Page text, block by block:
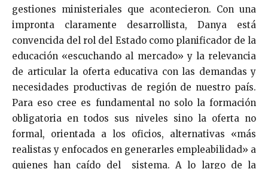
gestiones ministeriales que acontecieron. Con una
impronta claramente desarrollista, Danya está
convencida del rol del Estado como planificador de la
educación «escuchando al mercado» y la relevancia
de articular la oferta educativa con las demandas y
necesidades productivas de región de nuestro país.
Para eso cree es fundamental no solo la formación
obligatoria en todos sus niveles sino la oferta no
formal, orientada a los oficios, alternativas «más
realistas y enfocados en generarles empleabilidad» a
quienes han caído del sistema. A lo largo de la